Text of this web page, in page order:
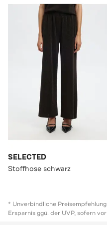
SELECTED
Stoffhose schwarz
* Unverbindliche
Ersparnis ggü. der UVP, sofern